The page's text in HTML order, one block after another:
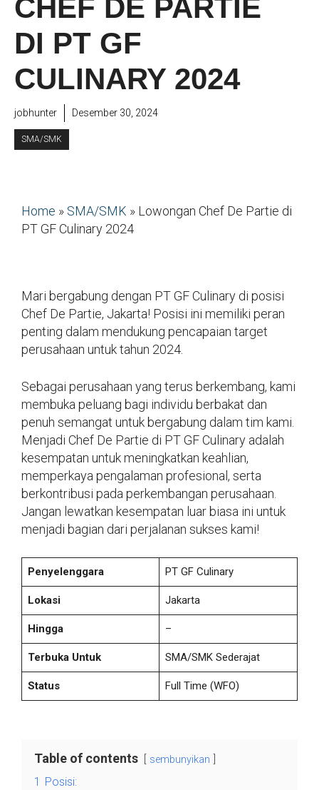
CHEF DE PARTIE
DI PT GF
CULINARY 2024
jobhunter Desember 30, 2024
SMA/SMK
Home » SMA/SMK » Lowongan Chef De Partie di
PT GF Culinary 2024
Mari bergabung dengan PT GF Culinary di posisi
Chef De Partie, Jakarta! Posisi ini memiliki peran
penting dalam mendukung pencapaian target
perusahaan untuk tahun 2024.
Sebagai perusahaan yang terus berkembang, kami
membuka peluang bagi individu berbakat dan
penuh semangat untuk bergabung dalam tim kami.
Menjadi Chef De Partie di PT GF Culinary adalah
kesempatan untuk meningkatkan keahlian,
memperkaya pengalaman profesional, serta
berkontribusi pada perkembangan perusahaan.
Jangan lewatkan kesempatan luar biasa ini untuk
menjadi bagian dari perjalanan sukses kami!
Penyelenggara PT GF Culinary
Lokasi Jakarta
Hingga –
Terbuka Untuk SMA/SMK Sederajat
Status Full Time (WFO)
Table of contents sembunyikan
1
Posisi: